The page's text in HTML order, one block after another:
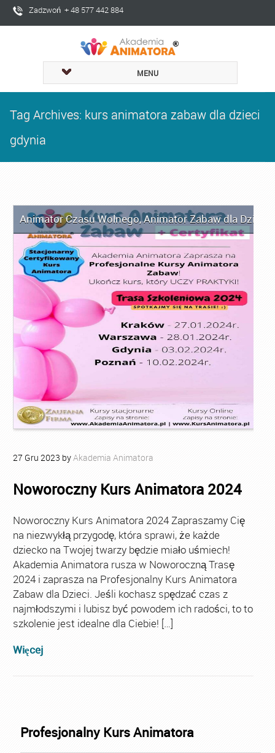
Zadzwoń + 48 577 442 884
MENU
Tag Archives: kurs animatora zabaw dla dzieci
gdynia
Animator Czasu Wolnego,Animator Zabaw dla Dzieci
27 Gru 2023 byAkademia Animatora
Noworoczny Kurs Animatora 2024
Noworoczny Kurs Animatora 2024 Zapraszamy Cię
na niezwykłą przygodę, która sprawi, że każde
dziecko na Twojej twarzy będzie miało uśmiech!
Akademia Animatora rusza w Noworoczną Trasę
2024 i zaprasza na Profesjonalny Kurs Animatora
Zabaw dla Dzieci. Jeśli kochasz spędzać czas z
najmłodszymi i lubisz być powodem ich radości, to to
szkolenie jest idealne dla Ciebie! […]
Więcej
Profesjonalny Kurs Animatora